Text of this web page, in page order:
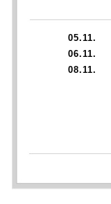
05.11.
06.11.
08.11.